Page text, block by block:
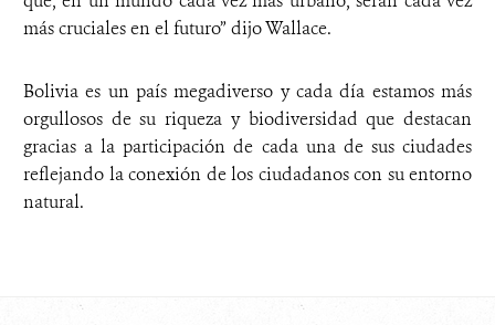
más cruciales en el futuro” dijo Wallace.
Bolivia es un país megadiverso y cada día estamos más
orgullosos de su riqueza y biodiversidad que destacan
gracias a la participación de cada una de sus ciudades
reflejando la conexión de los ciudadanos con su entorno
natural.